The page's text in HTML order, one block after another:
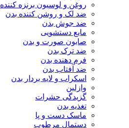
روغن و لوسیون برنزه کننده
ضد لک و روشن کننده بدن
ضد جوش بدن
مایع دستشویی
صابون صورت و بدن
ضد ترک بدن
فرم دهنده بدن
ضد آفتاب بدن
اسکراب و لایه بردار بدن
وازلین
گزیدگی حشرات
تغذیه بدن
ماسک دست و پا
دستمال مرطوب